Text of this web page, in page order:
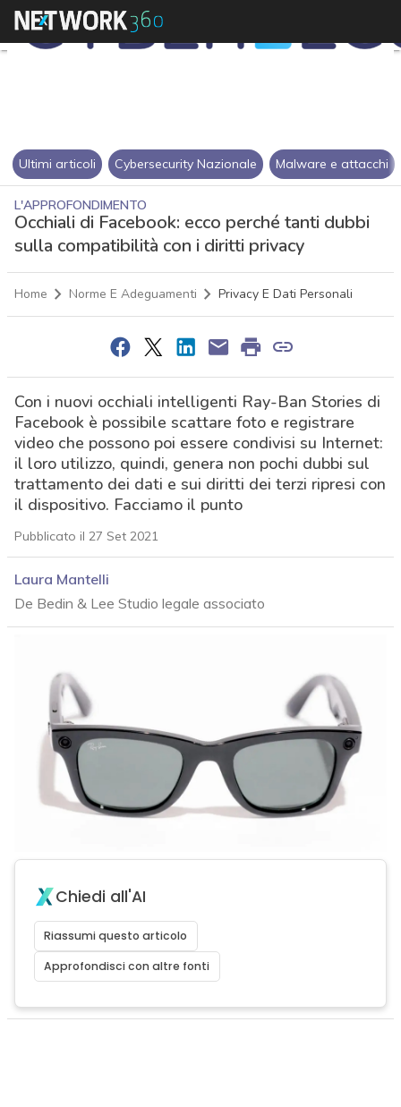
Ultimi articoli Cybersecurity Nazionale Malware e attacchi
L'APPROFONDIMENTO
Occhiali di Facebook: ecco perché tanti dubbi
sulla compatibilità con i diritti privacy
Home Norme E Adeguamenti Privacy E Dati Personali
Con i nuovi occhiali intelligenti Ray-Ban Stories di
Facebook è possibile scattare foto e registrare
video che possono poi essere condivisi su Internet:
il loro utilizzo, quindi, genera non pochi dubbi sul
trattamento dei dati e sui diritti dei terzi ripresi con
il dispositivo. Facciamo il punto
Pubblicato il 27 Set 2021
Laura Mantelli
De Bedin & Lee Studio legale associato
Chiedi all'AI
Riassumi questo articolo
Approfondisci con altre fonti